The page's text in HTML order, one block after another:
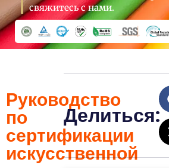
свяжитесь с нами.
Руководство
по
сертификации
искусственной
Делиться: